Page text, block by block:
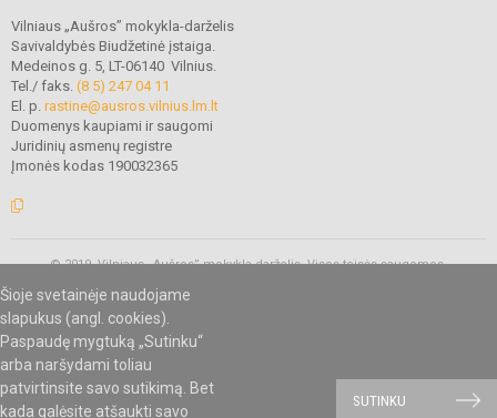
Šioje svetainėje naudojame
slapukus (angl. cookies).
Paspaudę mygtuką „Sutinku“
arba naršydami toliau
patvirtinsite savo sutikimą. Bet
kada galėsite atšaukti savo
SUTINKU
Vilniaus „Aušros” mokykla-darželis
Savivaldybės Biudžetinė įstaiga.
Medeinos g. 5, LT-06140 Vilnius.
Tel./ faks. (8 5) 247 04 11
El. p. rastine@ausros.vilnius.lm.lt
Duomenys kaupiami ir saugomi
Juridinių asmenų registre
Įmonės kodas 190032365
© 2019. Vilniaus „Aušros” mokykla-darželis. Visos teisės saugomos.
SVETAINESMOKYKLOMS.LT